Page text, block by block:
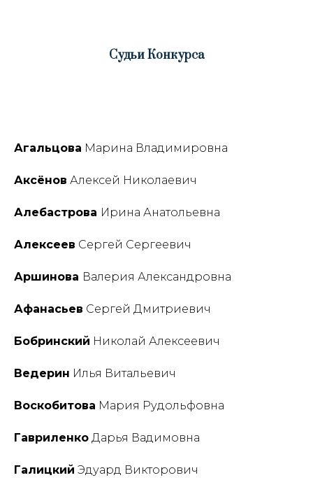
Судьи Конкурса
Агальцова Марина Владимировна
Аксёнов Алексей Николаевич
Алебастрова Ирина Анатольевна
Алексеев Сергей Сергеевич
Аршинова Валерия Александровна
Афанасьев Сергей Дмитриевич
Бобринский Николай Алексеевич
Ведерин Илья Витальевич
Воскобитова Мария Рудольфовна
Гавриленко Дарья Вадимовна
Галицкий Эдуард Викторович